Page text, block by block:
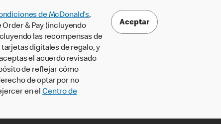
de McDonald’s,
& Pay (incluyendo
las recompensas de
digitales de regalo, y
el acuerdo revisado
de reflejar cómo
de optar por no
en el Centro de
Aceptar